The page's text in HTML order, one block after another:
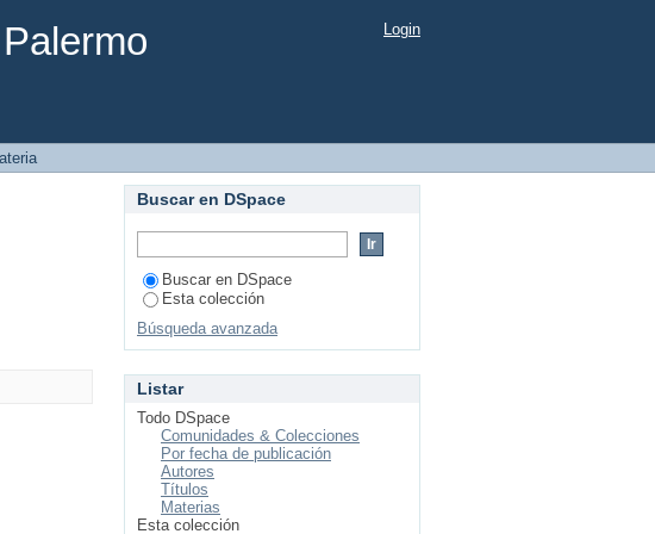
Login
Buscar en DSpace
Buscar en DSpace
Esta colección
Búsqueda avanzada
Listar
Todo DSpace
Comunidades & Colecciones
Por fecha de publicación
Autores
Títulos
Materias
Esta colección